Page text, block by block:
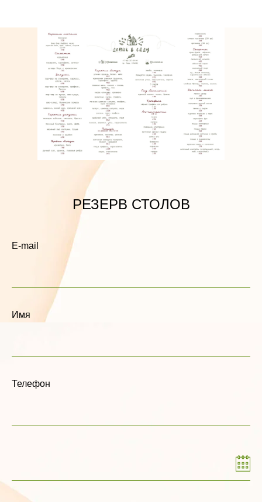
РЕЗЕРВ СТОЛОВ
E-mail
Имя
Телефон